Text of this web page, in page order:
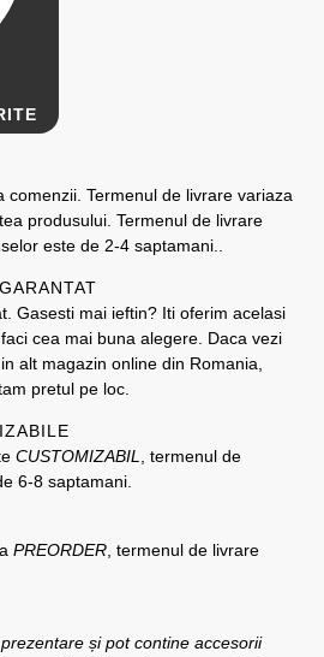
comenzii. Termenul de livrare variaza
produsului. Termenul de livrare
este de 2-4 saptamani..
Gasesti mai ieftin? Iti oferim acelasi
cea mai buna alegere. Daca vezi
alt magazin online din Romania,
pretul pe loc.
CUSTOMIZABIL, termenul de
6-8 saptamani.
PREORDER , termenul de livrare
și pot contine accesorii